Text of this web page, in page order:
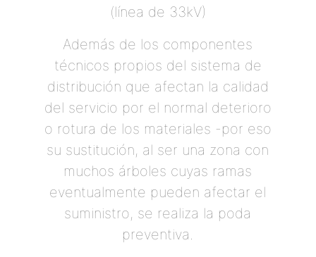
(línea de 33kV)
Además de los componentes
técnicos propios del sistema de
distribución que afectan la calidad
del servicio por el normal deterioro
o rotura de los materiales -por eso
su sustitución, al ser una zona con
muchos árboles cuyas ramas
eventualmente pueden afectar el
suministro, se realiza la poda
preventiva.